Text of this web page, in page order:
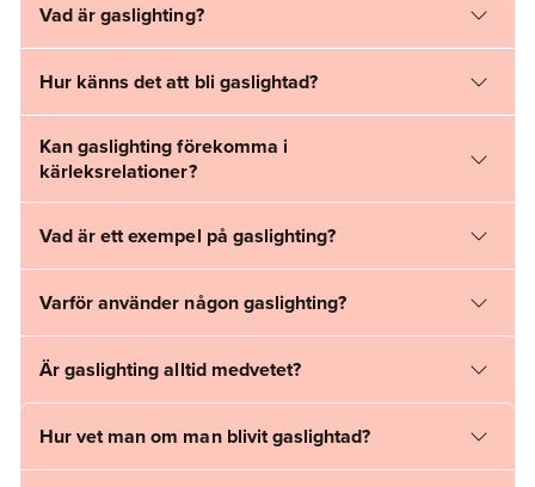
Vad är gaslighting?
Hur känns det att bli gaslightad?
Kan gaslighting förekomma i
kärleksrelationer?
Vad är ett exempel på gaslighting?
Varför använder någon gaslighting?
Är gaslighting alltid medvetet?
Hur vet man om man blivit gaslightad?